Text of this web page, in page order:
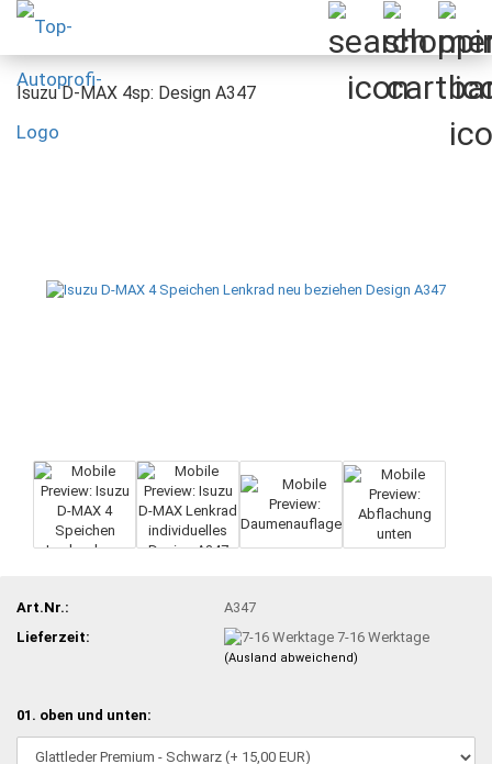
Isuzu D-MAX 4sp: Design A347
Art.Nr.:
A347
Lieferzeit:
7-16 Werktage
(Ausland abweichend)
01. oben und unten: